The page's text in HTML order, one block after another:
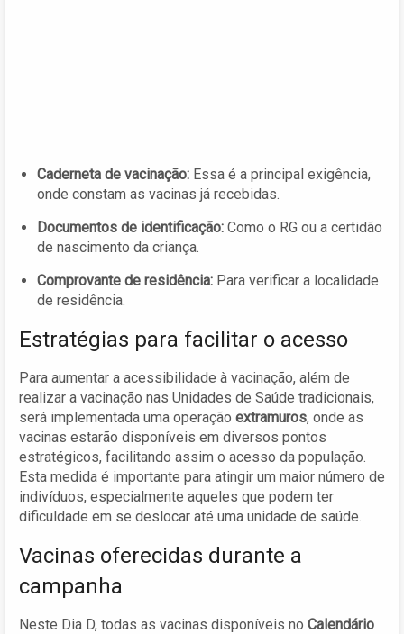
Caderneta de vacinação: Essa é a principal exigência,
onde constam as vacinas já recebidas.
Documentos de identificação: Como o RG ou a certidão
de nascimento da criança.
Comprovante de residência: Para verificar a localidade
de residência.
Estratégias para facilitar o acesso
Para aumentar a acessibilidade à vacinação, além de
realizar a vacinação nas Unidades de Saúde tradicionais,
será implementada uma operação extramuros, onde as
vacinas estarão disponíveis em diversos pontos
estratégicos, facilitando assim o acesso da população.
Esta medida é importante para atingir um maior número de
indivíduos, especialmente aqueles que podem ter
dificuldade em se deslocar até uma unidade de saúde.
Vacinas oferecidas durante a
campanha
Neste Dia D, todas as vacinas disponíveis no Calendário